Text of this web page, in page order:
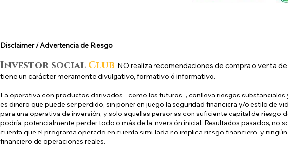
Disclaimer / Advertencia de Riesgo
Investor social Club NO realiza recomendaciones de compra o venta
tiene un carácter meramente divulgativo, formativo ó informativo.
La operativa con productos derivados - como los futuros -, conlleva riesgos
es dinero que puede ser perdido, sin poner en juego la seguridad financiera y/o estilo de
para una operativa de inversión, y solo aquellas personas con suficiente capital de riesgo
podría, potencialmente perder todo o más de la inversión inicial. Resultados pasados, no
cuenta que el programa operado en cuenta simulada no implica riesgo financiero, y
financiero de operaciones reales.